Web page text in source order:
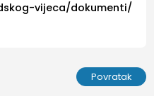
vijeca/dokumenti/
Povratak